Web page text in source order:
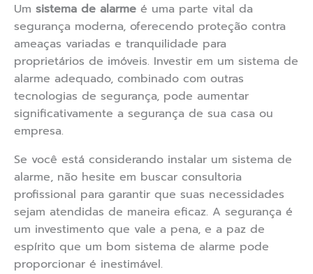
Um sistema de alarme é uma parte vital da
segurança moderna, oferecendo proteção contra
ameaças variadas e tranquilidade para
proprietários de imóveis. Investir em um sistema de
alarme adequado, combinado com outras
tecnologias de segurança, pode aumentar
significativamente a segurança de sua casa ou
empresa.
Se você está considerando instalar um sistema de
alarme, não hesite em buscar consultoria
profissional para garantir que suas necessidades
sejam atendidas de maneira eficaz. A segurança é
um investimento que vale a pena, e a paz de
espírito que um bom sistema de alarme pode
proporcionar é inestimável.